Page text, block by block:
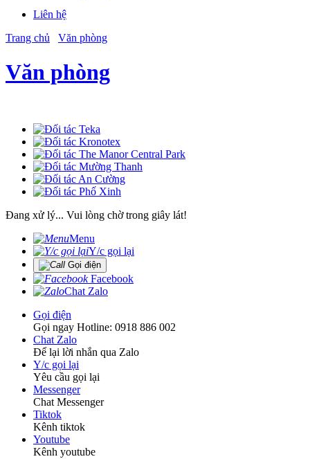
Liên hệ
Trang chủ
Văn phòng
Văn phòng
Đang xử lý... Vui lòng chờ trong giây lát!
Menu
Y/c gọi lại
Gọi điện
Facebook
Chat Zalo
Gọi điện
Gọi ngay Hotline: 0918 886 002
Chat Zalo
Để lại lời nhắn qua Zalo
Y/c gọi lại
Yêu cầu gọi lại
Messenger
Chat Messenger
Tiktok
Kênh tiktok
Youtube
Kênh youtube